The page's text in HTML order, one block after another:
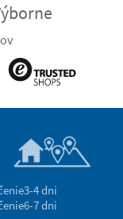
3-4 dni
6-7 dni